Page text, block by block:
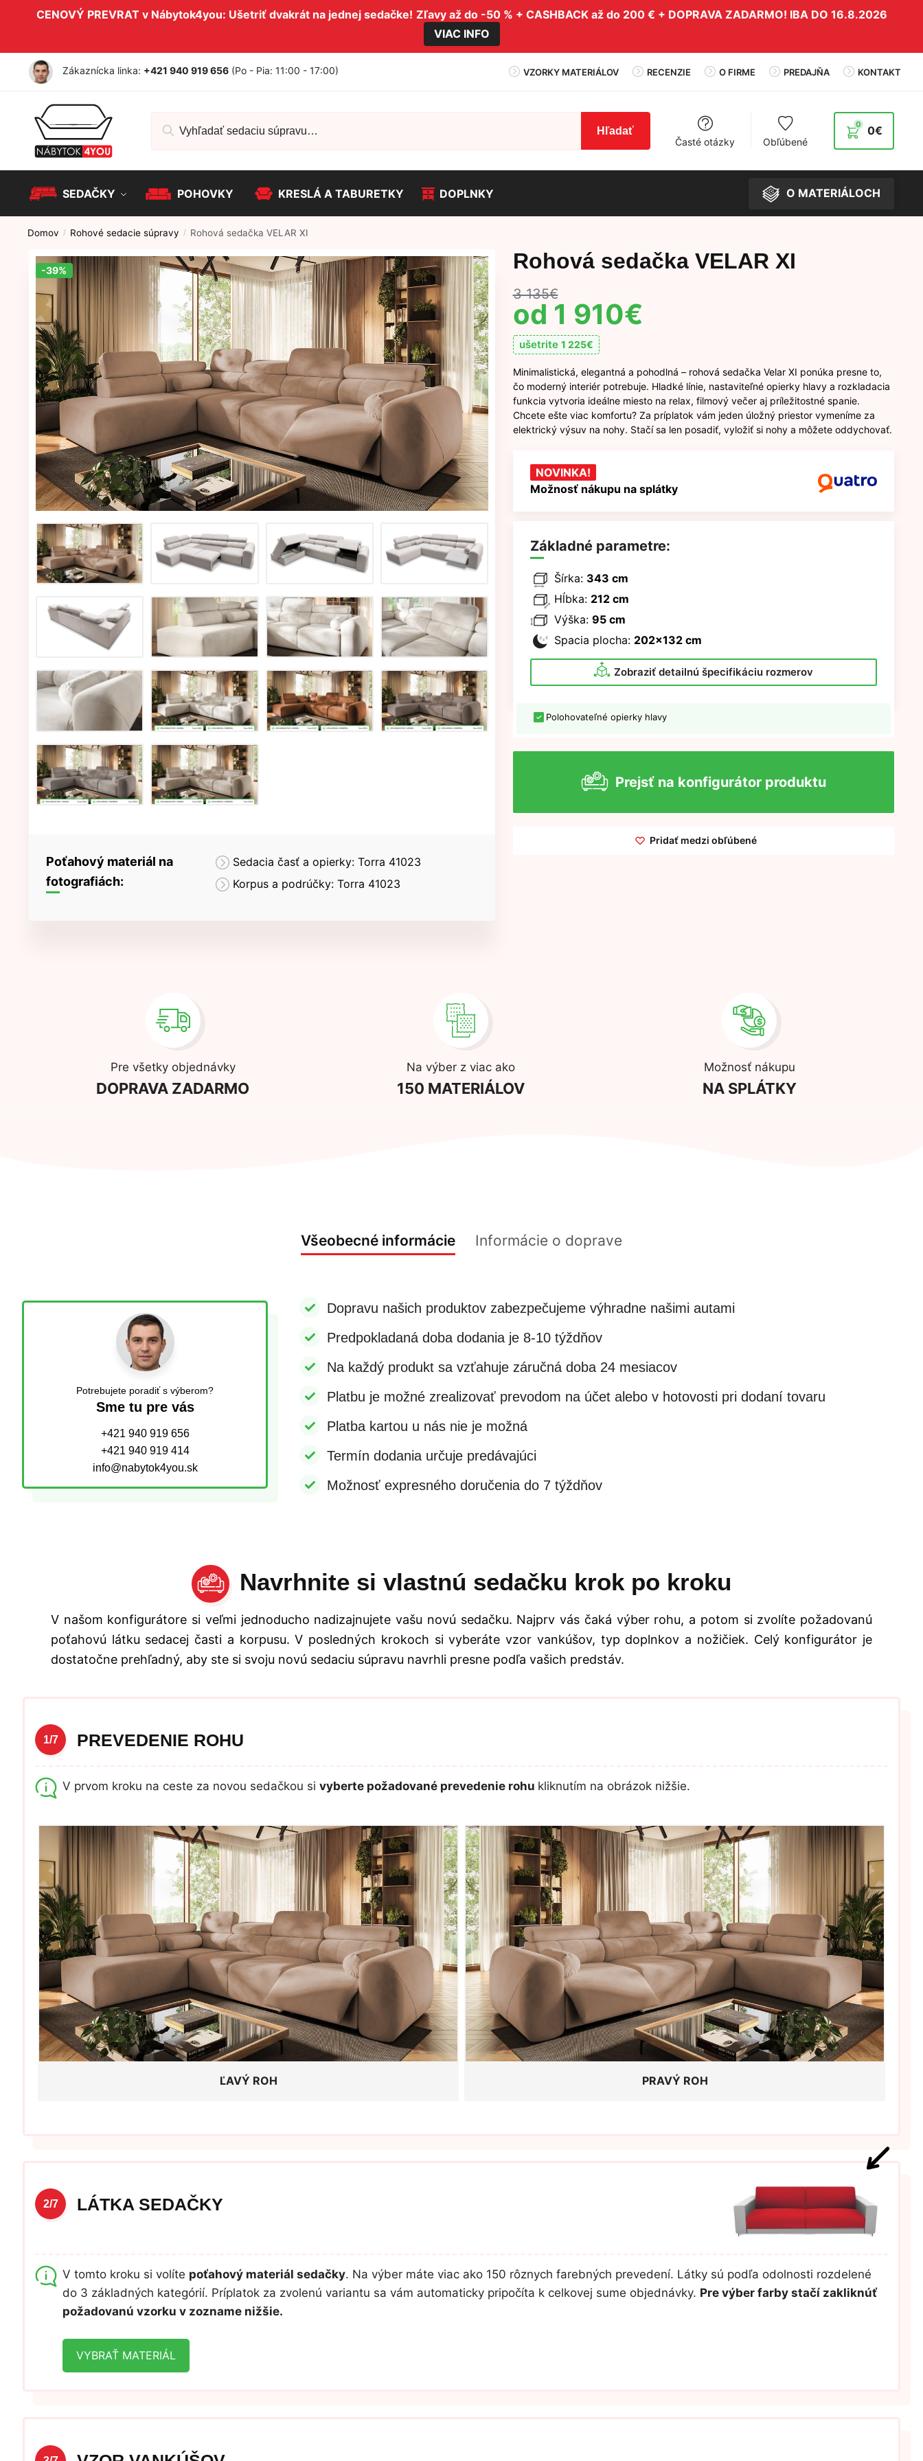
Skip to navigation
Skip to content
CENOVÝ PREVRAT v Nábytok4you: Ušetriť dvakrát na jednej sedačke! Zľavy až do -50 % + CASHBACK až do 200 € + DOPRAVA ZADARMO! IBA DO 16.8.2026
VIAC INFO
Zákaznícka linka: +421 940 919 656 (Po - Pia: 11:00 - 17:00) VZORKY MATERIÁLOV RECENZIE O FIRME PREDAJŇA KONTAKT
Hľadať
Časté otázky
Obľúbené
0€
0
SEDAČKY POHOVKY KRESLÁ A TABURETKY DOPLNKY O MATERIÁLOCH
Domov / Rohové sedacie súpravy / Rohová sedačka VELAR XI
Poťahový materiál na
fotografiách:
Sedacia časť a opierky: Torra 41023
Korpus a podrúčky: Torra 41023
-39% Rohová sedačka VELAR XI
3 135€
1 910€
ušetrite 1 225€
Minimalistická, elegantná a pohodlná – rohová sedačka Velar XI ponúka presne to,
čo moderný interiér potrebuje. Hladké línie, nastaviteľné opierky hlavy a rozkladacia
funkcia vytvoria ideálne miesto na relax, filmový večer aj príležitostné spanie.
Chcete ešte viac komfortu? Za príplatok vám jeden úložný priestor vymeníme za
elektrický výsuv na nohy. Stačí sa len posadiť, vyložiť si nohy a môžete oddychovať.
NOVINKA!
Možnosť nákupu na splátky
Základné parametre:
Šírka: 343 cm
Hĺbka: 212 cm
Výška: 95 cm
Spacia plocha: 202x132 cm
Zobraziť detailnú špecifikáciu rozmerov
Polohovateľné opierky hlavy
Prejsť na konfigurátor produktu
Pridať medzi obľúbené
Pre všetky objednávky
DOPRAVA ZADARMO
Na výber z viac ako
150 MATERIÁLOV
Možnosť nákupu
NA SPLÁTKY
Všeobecné informácie Informácie o doprave
Potrebujete poradiť s výberom?
Sme tu pre vás
+421 940 919 656
+421 940 919 414
info@nabytok4you.sk
Dopravu našich produktov zabezpečujeme výhradne našimi autami
Predpokladaná doba dodania je 8-10 týždňov
Na každý produkt sa vzťahuje záručná doba 24 mesiacov
Platbu je možné zrealizovať prevodom na účet alebo v hotovosti pri dodaní tovaru
Platba kartou u nás nie je možná
Termín dodania určuje predávajúci
Možnosť expresného doručenia do 7 týždňov
Navrhnite si vlastnú sedačku krok po kroku
V našom konfigurátore si veľmi jednoducho nadizajnujete vašu novú sedačku. Najprv vás čaká výber rohu, a potom si zvolíte požadovanú
poťahovú látku sedacej časti a korpusu. V posledných krokoch si vyberáte vzor vankúšov, typ doplnkov a nožičiek. Celý konfigurátor je
dostatočne prehľadný, aby ste si svoju novú sedaciu súpravu navrhli presne podľa vašich predstáv.
1/7 PREVEDENIE ROHU
V prvom kroku na ceste za novou sedačkou si vyberte požadované prevedenie rohu kliknutím na obrázok nižšie.
ĽAVÝ ROH PRAVÝ ROH
2/7 LÁTKA SEDAČKY
V tomto kroku si volíte poťahový materiál sedačky. Na výber máte viac ako 150 rôznych farebných prevedení. Látky sú podľa odolnosti rozdelené
do 3 základných kategórií. Príplatok za zvolenú variantu sa vám automaticky pripočíta k celkovej sume objednávky. Pre výber farby stačí zakliknúť
požadovanú vzorku v zozname nižšie.
VYBRAŤ MATERIÁL